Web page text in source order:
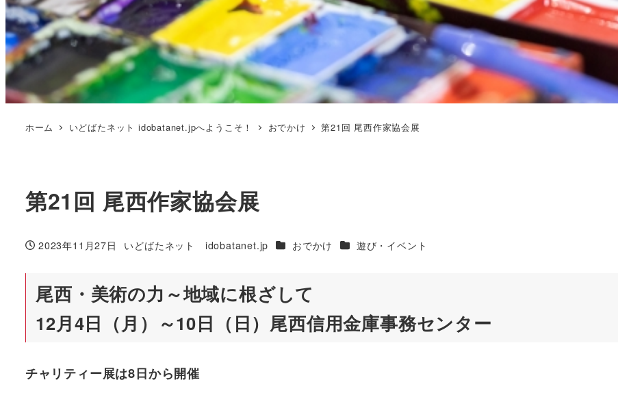
ホーム いどばたネット idobatanet.jpへようこそ！ おでかけ 第21回 尾西作家協会展
第21回 尾西作家協会展
投稿日
2023年11月27日
著
いどばたネット idobatanet.jp カテゴリー
おでかけ カテゴリー
遊び・イベント
尾西・美術の力～地域に根ざして
12月4日（月）～10日（日）尾西信用金庫事務センター
チャリティー展は8日から開催